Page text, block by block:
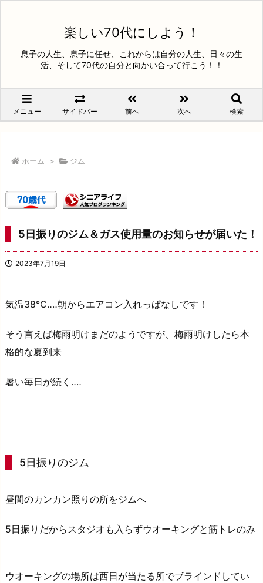
楽しい70代にしよう！
息子の人生、息子に任せ、これからは自分の人生、日々の生
活、そして70代の自分と向かい合って行こう！！
メニュー サイドバー 前へ 次へ 検索
ホーム > ジム
5日振りのジム＆ガス使用量のお知らせが届いた！
2023年7月19日
気温38℃‥‥朝からエアコン入れっぱなしです！
そう言えば梅雨明けまだのようですが、梅雨明けしたら本
格的な夏到来
暑い毎日が続く‥‥
5日振りのジム
昼間のカンカン照りの所をジムへ
5日振りだからスタジオも入らずウオーキングと筋トレのみ
ウオーキングの場所は西日が当たる所でブラインドしてい